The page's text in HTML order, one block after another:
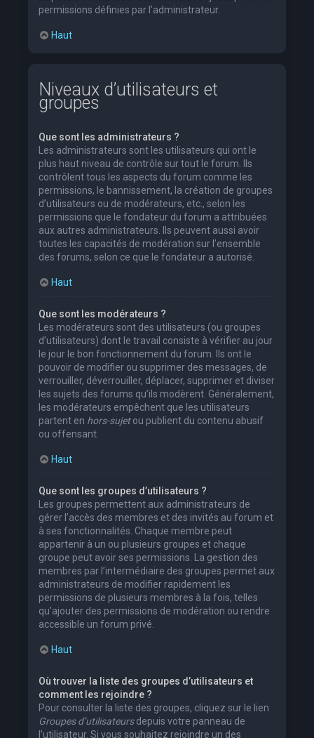
permissions définies par l’administrateur.
Haut
Niveaux d’utilisateurs et
groupes
Que sont les administrateurs ?
Les administrateurs sont les utilisateurs qui ont le
plus haut niveau de contrôle sur tout le forum. Ils
contrôlent tous les aspects du forum comme les
permissions, le bannissement, la création de groupes
d’utilisateurs ou de modérateurs, etc., selon les
permissions que le fondateur du forum a attribuées
aux autres administrateurs. Ils peuvent aussi avoir
toutes les capacités de modération sur l’ensemble
des forums, selon ce que le fondateur a autorisé.
Haut
Que sont les modérateurs ?
Les modérateurs sont des utilisateurs (ou groupes
d’utilisateurs) dont le travail consiste à vérifier au jour
le jour le bon fonctionnement du forum. Ils ont le
pouvoir de modifier ou supprimer des messages, de
verrouiller, déverrouiller, déplacer, supprimer et diviser
les sujets des forums qu’ils modèrent. Généralement,
les modérateurs empêchent que les utilisateurs
partent en hors-sujetou publient du contenu abusif
ou offensant.
Haut
Que sont les groupes d’utilisateurs ?
Les groupes permettent aux administrateurs de
gérer l’accès des membres et des invités au forum et
à ses fonctionnalités. Chaque membre peut
appartenir à un ou plusieurs groupes et chaque
groupe peut avoir ses permissions. La gestion des
membres par l’intermédiaire des groupes permet aux
administrateurs de modifier rapidement les
permissions de plusieurs membres à la fois, telles
qu’ajouter des permissions de modération ou rendre
accessible un forum privé.
Haut
Où trouver la liste des groupes d’utilisateurs et
comment les rejoindre ?
Pour consulter la liste des groupes, cliquez sur le lien
Groupes d’utilisateursdepuis votre panneau de
l’utilisateur. Si vous souhaitez rejoindre un des